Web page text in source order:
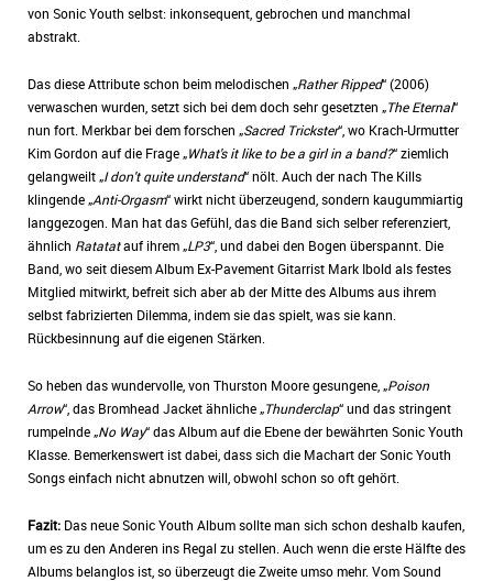
von Sonic Youth selbst: inkonsequent, gebrochen und manchmal
abstrakt.
Das diese Attribute schon beim melodischen „Rather Ripped“ (2006)
verwaschen wurden, setzt sich bei dem doch sehr gesetzten „The Eternal“
nun fort. Merkbar bei dem forschen „Sacred Trickster“, wo Krach-Urmutter
Kim Gordon auf die Frage „What's it like to be a girl in a band?“ ziemlich
gelangweilt „I don't quite understand“ nölt. Auch der nach The Kills
klingende „Anti-Orgasm“ wirkt nicht überzeugend, sondern kaugummiartig
langgezogen. Man hat das Gefühl, das die Band sich selber referenziert,
ähnlich Ratatatauf ihrem „LP3“, und dabei den Bogen überspannt. Die
Band, wo seit diesem Album Ex-Pavement Gitarrist Mark Ibold als festes
Mitglied mitwirkt, befreit sich aber ab der Mitte des Albums aus ihrem
selbst fabrizierten Dilemma, indem sie das spielt, was sie kann.
Rückbesinnung auf die eigenen Stärken.
So heben das wundervolle, von Thurston Moore gesungene, „Poison
Arrow“, das Bromhead Jacket ähnliche „Thunderclap“ und das stringent
rumpelnde „No Way“ das Album auf die Ebene der bewährten Sonic Youth
Klasse. Bemerkenswert ist dabei, dass sich die Machart der Sonic Youth
Songs einfach nicht abnutzen will, obwohl schon so oft gehört.
Fazit: Das neue Sonic Youth Album sollte man sich schon deshalb kaufen,
um es zu den Anderen ins Regal zu stellen. Auch wenn die erste Hälfte des
Albums belanglos ist, so überzeugt die Zweite umso mehr. Vom Sound